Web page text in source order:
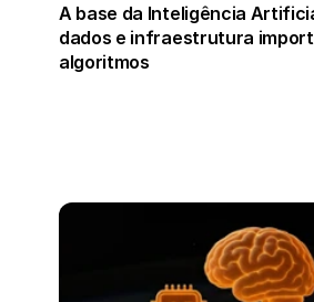
A base da Inteligência
dados e infraestrutura
algoritmos